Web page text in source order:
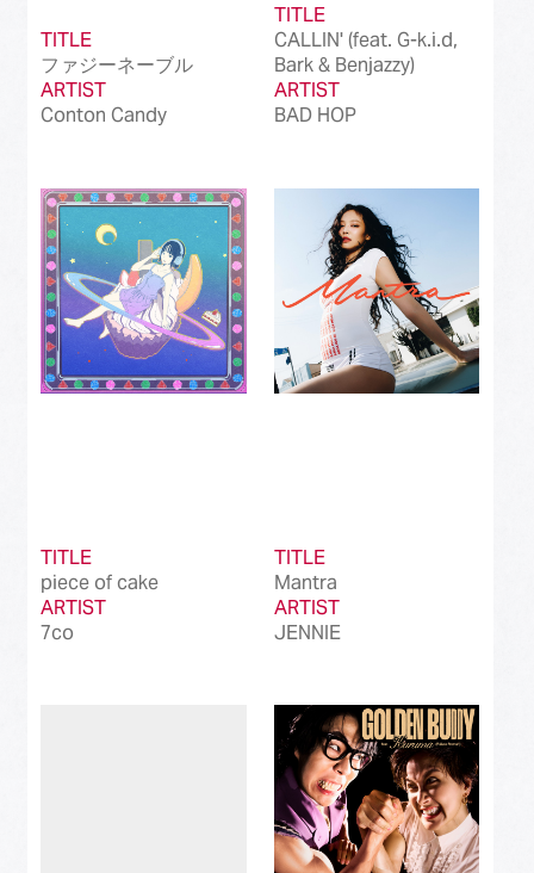
TITLE
ファジーネーブル
ARTIST
Conton Candy
TITLE
CALLIN' (feat. G-k.i.d,
Bark & Benjazzy)
ARTIST
BAD HOP
TITLE
piece of cake
ARTIST
7co
TITLE
Mantra
ARTIST
JENNIE